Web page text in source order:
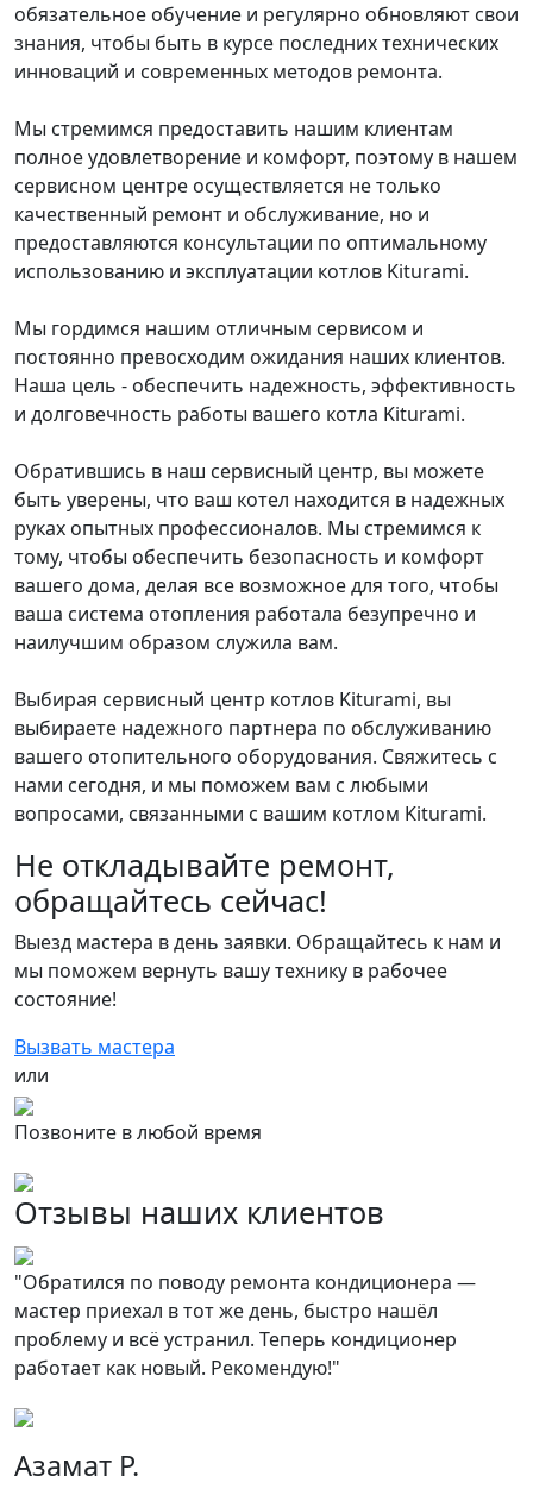
обязательное обучение и регулярно обновляют свои
знания, чтобы быть в курсе последних технических
инноваций и современных методов ремонта.
Мы стремимся предоставить нашим клиентам
полное удовлетворение и комфорт, поэтому в нашем
сервисном центре осуществляется не только
качественный ремонт и обслуживание, но и
предоставляются консультации по оптимальному
использованию и эксплуатации котлов Kiturami.
Мы гордимся нашим отличным сервисом и
постоянно превосходим ожидания наших клиентов.
Наша цель - обеспечить надежность, эффективность
и долговечность работы вашего котла Kiturami.
Обратившись в наш сервисный центр, вы можете
быть уверены, что ваш котел находится в надежных
руках опытных профессионалов. Мы стремимся к
тому, чтобы обеспечить безопасность и комфорт
вашего дома, делая все возможное для того, чтобы
ваша система отопления работала безупречно и
наилучшим образом служила вам.
Выбирая сервисный центр котлов Kiturami, вы
выбираете надежного партнера по обслуживанию
вашего отопительного оборудования. Свяжитесь с
нами сегодня, и мы поможем вам с любыми
вопросами, связанными с вашим котлом Kiturami.
Не откладывайте ремонт,
обращайтесь сейчас!
Выезд мастера в день заявки. Обращайтесь к нам и
мы поможем вернуть вашу технику в рабочее
состояние!
Вызвать мастера
или
Позвоните в любой время
Отзывы наших клиентов
"Обратился по поводу ремонта кондиционера —
мастер приехал в тот же день, быстро нашёл
проблему и всё устранил. Теперь кондиционер
работает как новый. Рекомендую!"
Азамат Р.